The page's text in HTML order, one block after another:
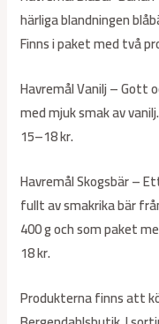
härliga blandningen
Finns i paket med två
Havremål Vanilj –
med mjuk smak av
15–18 kr.
Havremål Skogsbär –
fullt av smakrika bär
400 g och som paket
18 kr.
Produkterna finns att